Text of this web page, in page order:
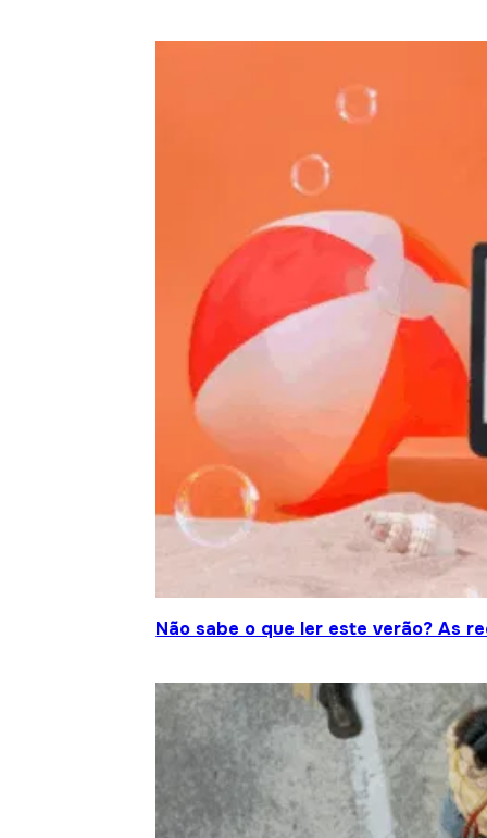
Não sabe o que ler este verão? As